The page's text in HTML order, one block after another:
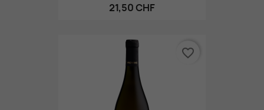
21,50 CHF
favorite_border